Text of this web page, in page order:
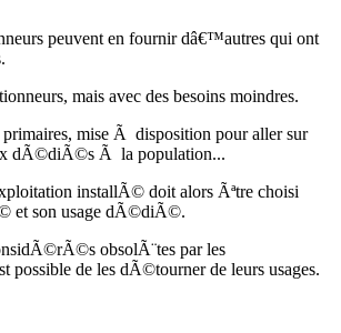
peuvent en fournir dâ€™autres qui ont
mais avec des besoins moindres.
mise Ã disposition pour aller sur
dÃ©diÃ©s Ã la population...
installÃ© doit alors Ãªtre choisi
et son usage dÃ©diÃ©.
obsolÃ¨tes par les
possible de les dÃ©tourner de leurs usages.